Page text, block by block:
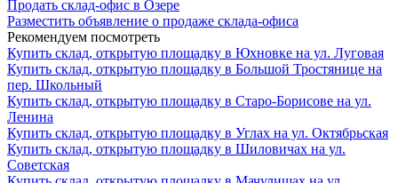
Продать склад-офис в Озере
Разместить объявление о продаже склада-офиса
Рекомендуем посмотреть
Купить склад, открытую площадку в Юхновке на ул. Луговая
Купить склад, открытую площадку в Большой Тростянице на
пер. Школьный
Купить склад, открытую площадку в Старо-Борисове на ул.
Ленина
Купить склад, открытую площадку в Углах на ул. Октябрьская
Купить склад, открытую площадку в Шиловичах на ул.
Советская